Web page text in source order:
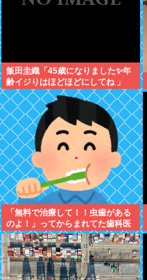
飯田圭織「45歳になりました✨年
齢イジりはほどほどにしてね 」
「無料で治療して！！虫歯がある
のよ！」ってからまれてた歯科医
の旦那がいるママ